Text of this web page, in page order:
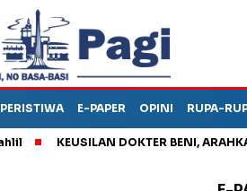
PERISTIWA E-PAPER OPINI RUPA-
KEUSILAN DOKTER BENI, ARAHKAN